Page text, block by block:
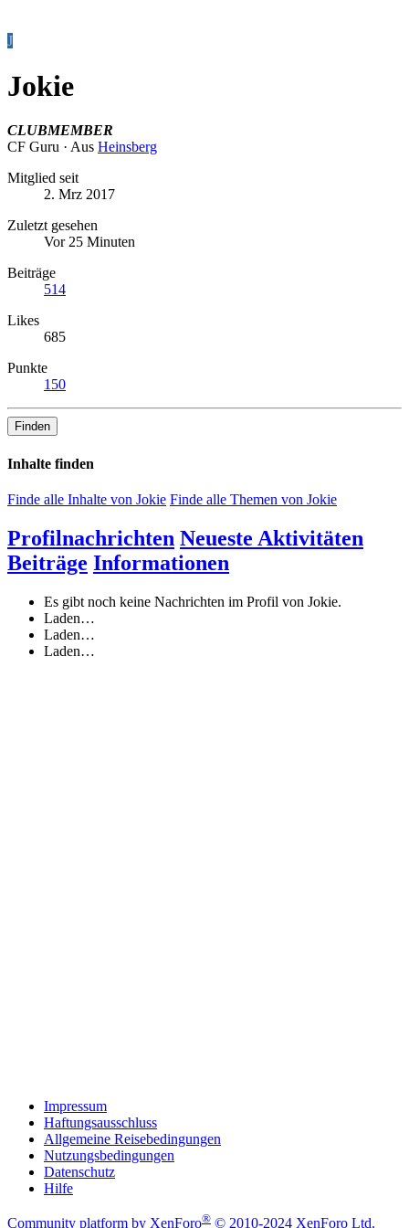
J
Jokie
CLUBMEMBER
CF Guru · Aus Heinsberg
Mitglied seit
2. Mrz 2017
Zuletzt gesehen
Vor 25 Minuten
Beiträge
514
Likes
685
Punkte
150
Finden
Inhalte finden
Finde alle Inhalte von Jokie Finde alle Themen von Jokie
Profilnachrichten Neueste Aktivitäten
Beiträge Informationen
Es gibt noch keine Nachrichten im Profil von Jokie.
Laden…
Laden…
Laden…
Impressum
Haftungsausschluss
Allgemeine Reisebedingungen
Nutzungsbedingungen
Datenschutz
Hilfe
Community platform by XenForo® © 2010-2024 XenForo Ltd.